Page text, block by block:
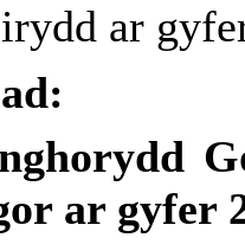
ar
ar gyfer